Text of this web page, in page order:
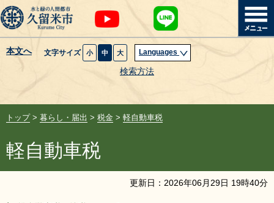
本文へ 文字サイズ 小 中 大 Languages
検索方法
暮らし・届出
健康・医療・福祉
観光魅力・イベント
トップ> 暮らし・届出 > 税金 > 軽自動車税
軽自動車税
更新日： 2026年06月 29日 19時40分